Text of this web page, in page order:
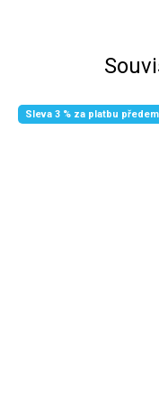
Sleva 3 % za platbu předem